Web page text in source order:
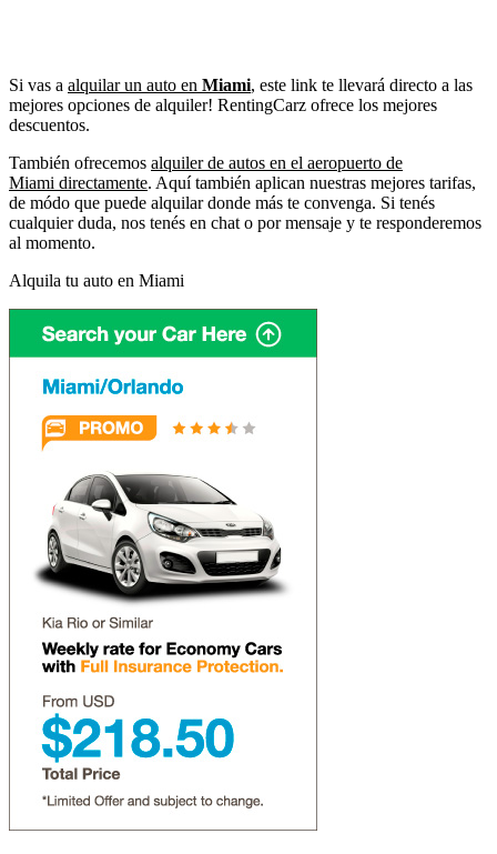
Si vas a alquilar un auto en Miami, este link te llevará directo a las
mejores opciones de alquiler! RentingCarz ofrece los mejores
descuentos.
También ofrecemos alquiler de autos en el aeropuerto de
Miami directamente. Aquí también aplican nuestras mejores tarifas,
de módo que puede alquilar donde más te convenga. Si tenés
cualquier duda, nos tenés en chat o por mensaje y te responderemos
al momento.
Alquila tu auto en Miami